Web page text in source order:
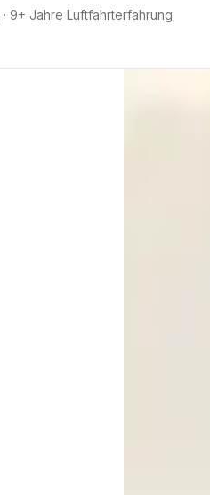
· 9+ Jahre Luftfahrterfahrung